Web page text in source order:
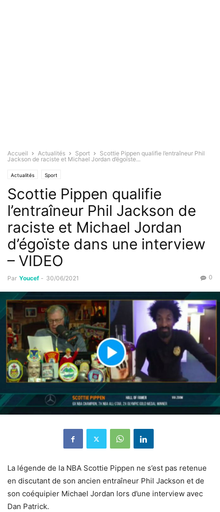
Accueil Actualités Sport
Scottie Pippen qualifie l’entraîneur Phil
Jackson de raciste et Michael Jordan d’égoïste...
Actualités Sport
Scottie Pippen qualifie
l’entraîneur Phil Jackson de
raciste et Michael Jordan
d’égoïste dans une interview
– VIDEO
Par Youcef - 30/06/2021 0
La légende de la NBA Scottie Pippen ne s’est pas retenue
en discutant de son ancien entraîneur Phil Jackson et de
son coéquipier Michael Jordan lors d’une interview avec
Dan Patrick.